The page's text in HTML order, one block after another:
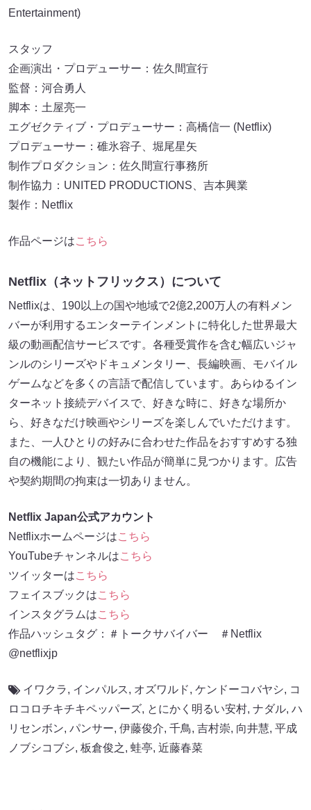
Entertainment)
スタッフ
企画演出・プロデューサー：佐久間宣行
監督：河合勇人
脚本：土屋亮一
エグゼクティブ・プロデューサー：高橋信一 (Netflix)
プロデューサー：碓氷容子、堀尾星矢
制作プロダクション：佐久間宣行事務所
制作協力：UNITED PRODUCTIONS、吉本興業
製作：Netflix
作品ページはこちら
Netflix（ネットフリックス）について
Netflixは、190以上の国や地域で2億2,200万人の有料メン
バーが利用するエンターテインメントに特化した世界最大
級の動画配信サービスです。各種受賞作を含む幅広いジャ
ンルのシリーズやドキュメンタリー、長編映画、モバイル
ゲームなどを多くの言語で配信しています。あらゆるイン
ターネット接続デバイスで、好きな時に、好きな場所か
ら、好きなだけ映画やシリーズを楽しんでいただけます。
また、一人ひとりの好みに合わせた作品をおすすめする独
自の機能により、観たい作品が簡単に見つかります。広告
や契約期間の拘束は一切ありません。
Netflix Japan公式アカウント
Netflixホームページはこちら
YouTubeチャンネルはこちら
ツイッターはこちら
フェイスブックはこちら
インスタグラムはこちら
作品ハッシュタグ：＃トークサバイバー ＃Netflix
@netflixjp
イワクラ, インパルス, オズワルド, ケンドーコバヤシ, コ
ロコロチキチキペッパーズ, とにかく明るい安村, ナダル, ハ
リセンボン, パンサー, 伊藤俊介, 千鳥, 吉村崇, 向井慧, 平成
ノブシコブシ, 板倉俊之, 蛙亭, 近藤春菜